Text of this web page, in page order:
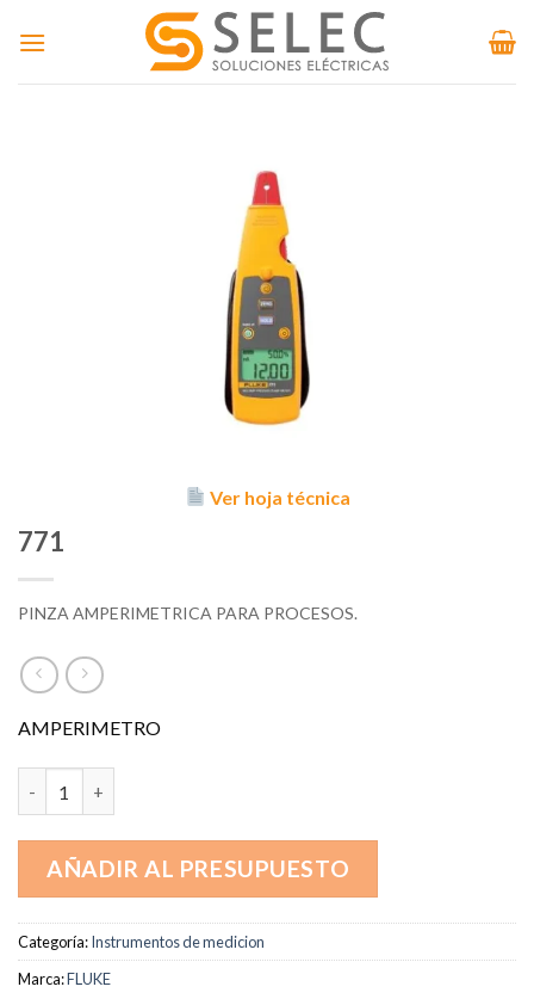
Ver hoja técnica
771
PINZA AMPERIMETRICA PARA PROCESOS.
AMPERIMETRO
AÑADIR AL PRESUPUESTO
Categoría:Instrumentos de medicion
Marca:FLUKE